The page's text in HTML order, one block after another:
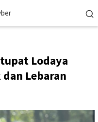
Lodaya
Lebaran